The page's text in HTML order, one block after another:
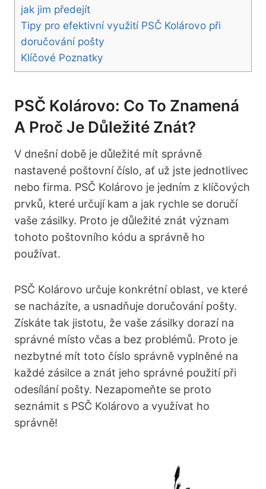
jak jim předejít
Tipy pro efektivní využití PSČ Kolárovo při
doručování pošty
Klíčové Poznatky
PSČ Kolárovo: Co To Znamená
A Proč Je Důležité Znát?
V dnešní době je důležité mít správně
nastavené poštovní číslo, ať už jste jednotlivec
nebo firma. PSČ Kolárovo je jedním z klíčových
prvků, které určují kam a jak rychle se doručí
vaše zásilky. Proto je důležité znát význam
tohoto poštovního kódu a správně ho
používat.
PSČ Kolárovo určuje konkrétní oblast, ve které
se nacházíte, a usnadňuje doručování pošty.
Získáte tak jistotu, že vaše zásilky dorazí na
správné místo včas a bez problémů. Proto je
nezbytné mít toto číslo správně vyplněné na
každé zásilce a znát jeho správné použití při
odesílání pošty. Nezapomeňte se proto
seznámit s PSČ Kolárovo a využívat ho
správně!